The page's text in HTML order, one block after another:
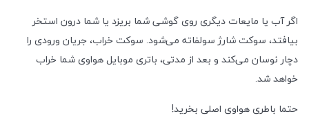
اگر آب یا مایعات دیگری روی گوشی شما بریزد یا شما درون استخر
بیافتد، سوکت شارژ سولفاته می‌شود. سوکت خراب، جریان ورودی را
دچار نوسان می‌کند و بعد از مدتی، باتری موبایل هواوی شما خراب
خواهد شد.
حتما باطری هواوی اصلی بخرید!